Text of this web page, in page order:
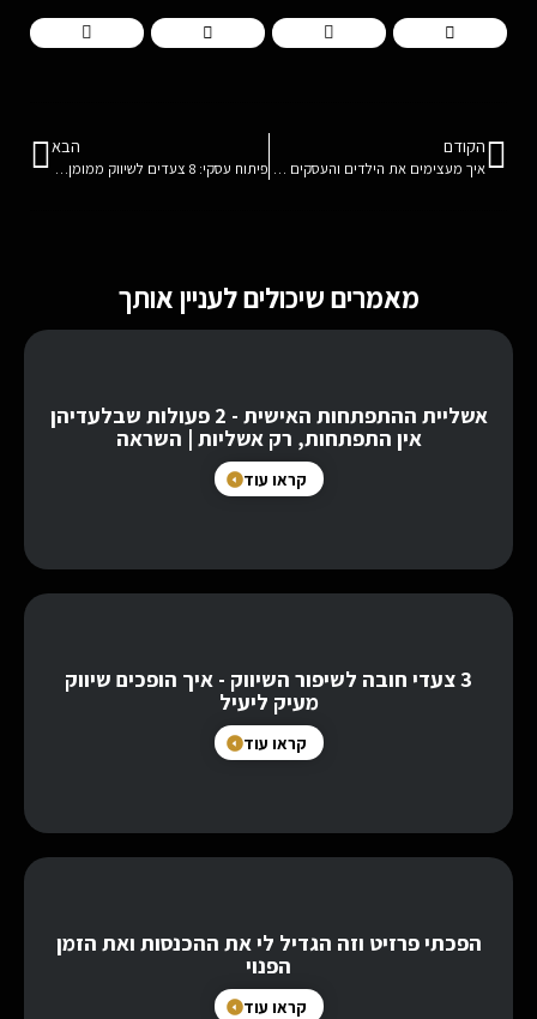
הקודם
איך מעצימים את הילדים והעסקים שלכם?
הבא
פיתוח עסקי: 8 צעדים לשיווק ממומן מושחז
מאמרים שיכולים לעניין אותך
אשליית ההתפתחות האישית - 2 פעולות שבלעדיהן
אין התפתחות, רק אשליות | השראה
קראו עוד
3 צעדי חובה לשיפור השיווק - איך הופכים שיווק
מעיק ליעיל
קראו עוד
הפכתי פרזיט וזה הגדיל לי את ההכנסות ואת הזמן
הפנוי
קראו עוד